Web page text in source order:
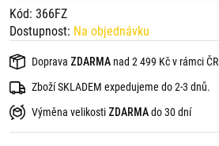
Kód: 366FZ
Dostupnost: Na objednávku
Doprava ZDARMA nad 2 499 Kč v rámci ČR
Zboží SKLADEM expedujeme do 2-3 dnů.
Výměna velikosti ZDARMAdo 30 dní